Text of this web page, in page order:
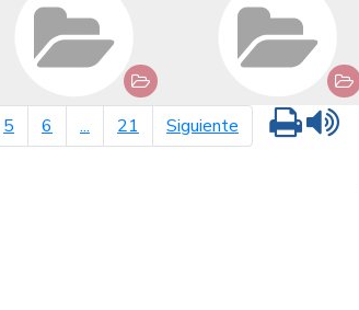
5 6 ... 21 Siguientepágina siguiente
Imprimir